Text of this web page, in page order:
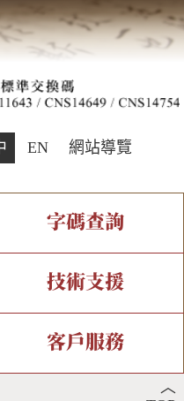
EN 網站導覽
全字庫現況
專有名詞介紹
字碼查詢
部件查詢
注音查詢
技術支援
造字解決方案
客戶服務
︿